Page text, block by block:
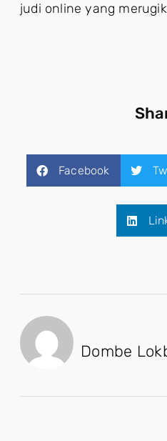
judi online yang
Facebook
Dombe